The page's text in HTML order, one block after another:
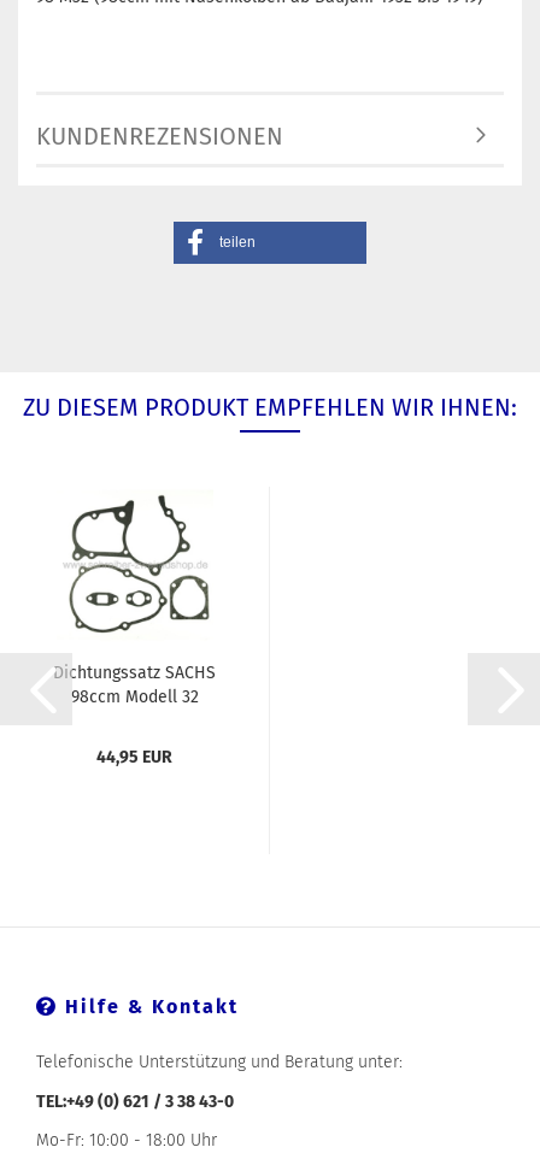
KUNDENREZENSIONEN
teilen
ZU DIESEM PRODUKT EMPFEHLEN WIR IHNEN:
Dichtungssatz SACHS
98ccm Modell 32
44,95 EUR
Hilfe & Kontakt
Telefonische Unterstützung und Beratung unter:
TEL:+49 (0) 621 / 3 38 43-0
Mo-Fr: 10:00 - 18:00 Uhr